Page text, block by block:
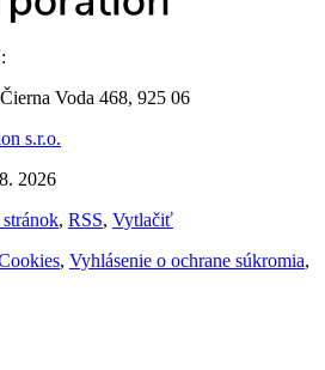
Voda 468, 925 06
s.r.o.
2026
, RSS, Vytlačiť
, Vyhlásenie o ochrane súkromia,